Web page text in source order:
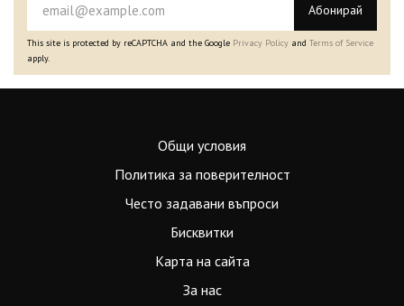
Абонирай
This site is protected by reCAPTCHA and the Google Privacy Policy and Terms of Service
apply.
Общи условия
Политика за поверителност
Често задавани въпроси
Бисквитки
Карта на сайта
За нас